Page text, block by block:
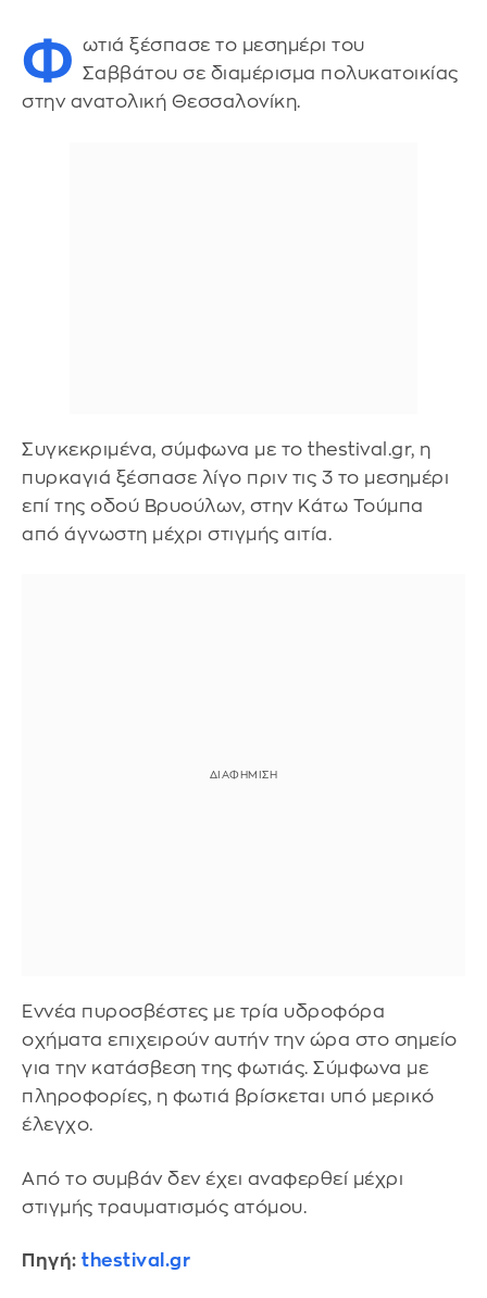
Φ ωτιά ξέσπασε το μεσημέρι του
Σαββάτου σε διαμέρισμα πολυκατοικίας
στην ανατολική Θεσσαλονίκη.
Συγκεκριμένα, σύμφωνα με το thestival.gr, η
πυρκαγιά ξέσπασε λίγο πριν τις 3 το μεσημέρι
επί της οδού Βρυούλων, στην Κάτω Τούμπα
από άγνωστη μέχρι στιγμής αιτία.
Εννέα πυροσβέστες με τρία υδροφόρα
οχήματα επιχειρούν αυτήν την ώρα στο σημείο
για την κατάσβεση της φωτιάς. Σύμφωνα με
πληροφορίες, η φωτιά βρίσκεται υπό μερικό
έλεγχο.
Από το συμβάν δεν έχει αναφερθεί μέχρι
στιγμής τραυματισμός ατόμου.
Πηγή: thestival.gr